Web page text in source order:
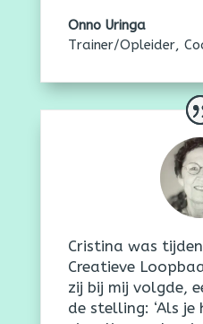
Onno Uringa
Trainer/Opleider,
Cristina was
Creatieve
zij bij mij volgde,
de stelling: ‘Als je